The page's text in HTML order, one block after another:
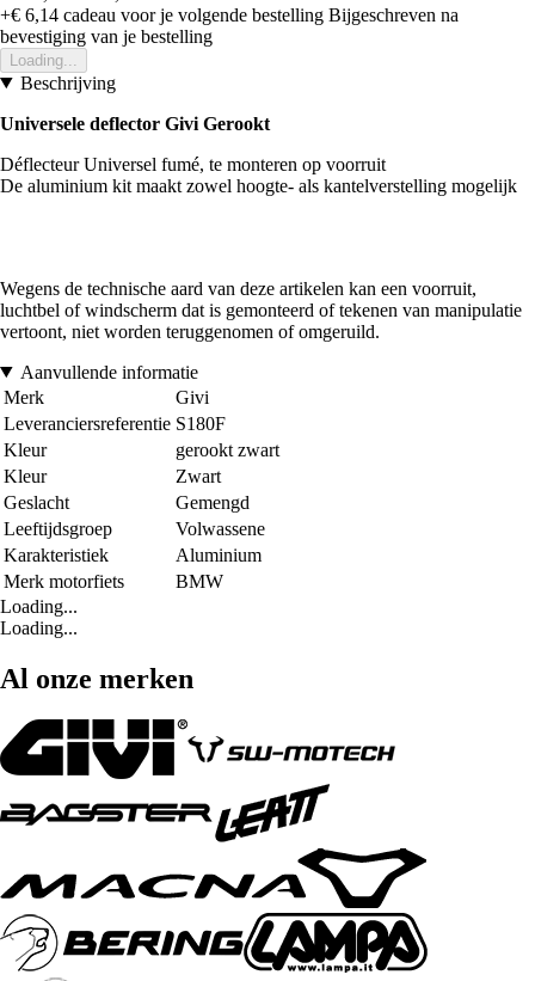
+€ 6,14 cadeau voor je volgende bestelling Bijgeschreven na
bevestiging van je bestelling
Loading...
Beschrijving
Universele deflector Givi Gerookt
Déflecteur Universel fumé, te monteren op voorruit
De aluminium kit maakt zowel hoogte- als kantelverstelling mogelijk
Wegens de technische aard van deze artikelen kan een voorruit,
luchtbel of windscherm dat is gemonteerd of tekenen van manipulatie
vertoont, niet worden teruggenomen of omgeruild.
Aanvullende informatie
Merk
Givi
Leveranciersreferentie S180F
Kleur
gerookt zwart
Kleur
Zwart
Geslacht
Gemengd
Leeftijdsgroep
Volwassene
Karakteristiek
Aluminium
Merk motorfiets
BMW
Loading...
Loading...
Al onze merken